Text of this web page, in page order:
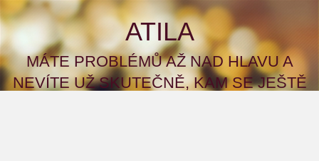
ATILA
MÁTE PROBLÉMŮ AŽ NAD HLAVU A
NEVÍTE UŽ SKUTEČNĚ, KAM SE JEŠTĚ